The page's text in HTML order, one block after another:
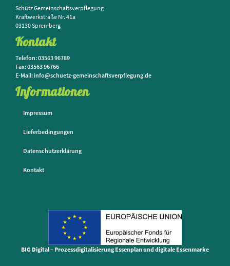
Schütz Gemeinschaftsverpflegung
Kraftwerkstraße Nr. 41a
03130 Spremberg
Kontakt
Telefon: 03563 96789
Fax: 03563 96766
E-Mail: info@schuetz-gemeinschaftsverpflegung.de
Informationen
Impressum
Lieferbedingungen
Datenschutzerklärung
Kontakt
BIG Digital – Prozessdigitalisierung Essenplan und digitale Essenmarke